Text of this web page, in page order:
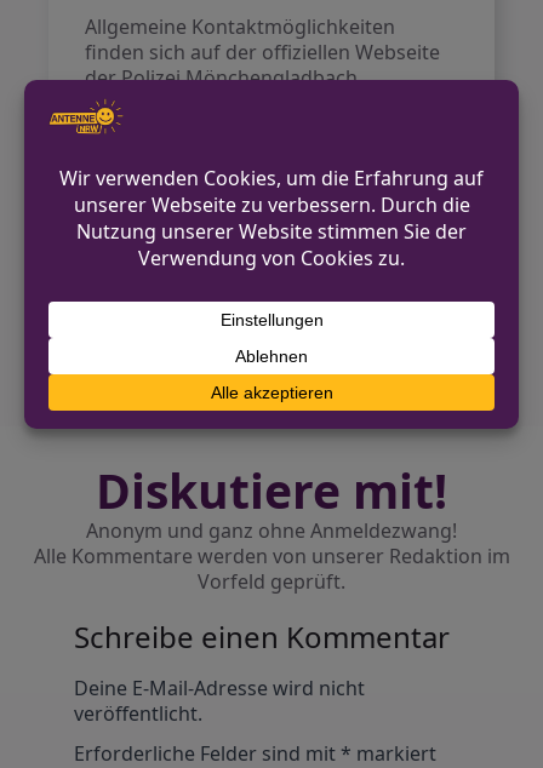
Allgemeine Kontaktmöglichkeiten
finden sich auf der offiziellen Webseite
der Polizei Mönchengladbach
https://moenchengladbach.polizei.nrw.
VORHERIGER BEITRAG
Bürgersprechstunde der Polizei in Werne
am 6. Februar 2026
NÄCHSTER BEITRAG
Kamen beschädigt
Diskutiere mit!
Anonym und ganz ohne Anmeldezwang!
Alle Kommentare werden von unserer Redaktion im
Vorfeld geprüft.
Schreibe einen Kommentar
Deine E-Mail-Adresse wird nicht
veröffentlicht.
Erforderliche Felder sind mit* markiert